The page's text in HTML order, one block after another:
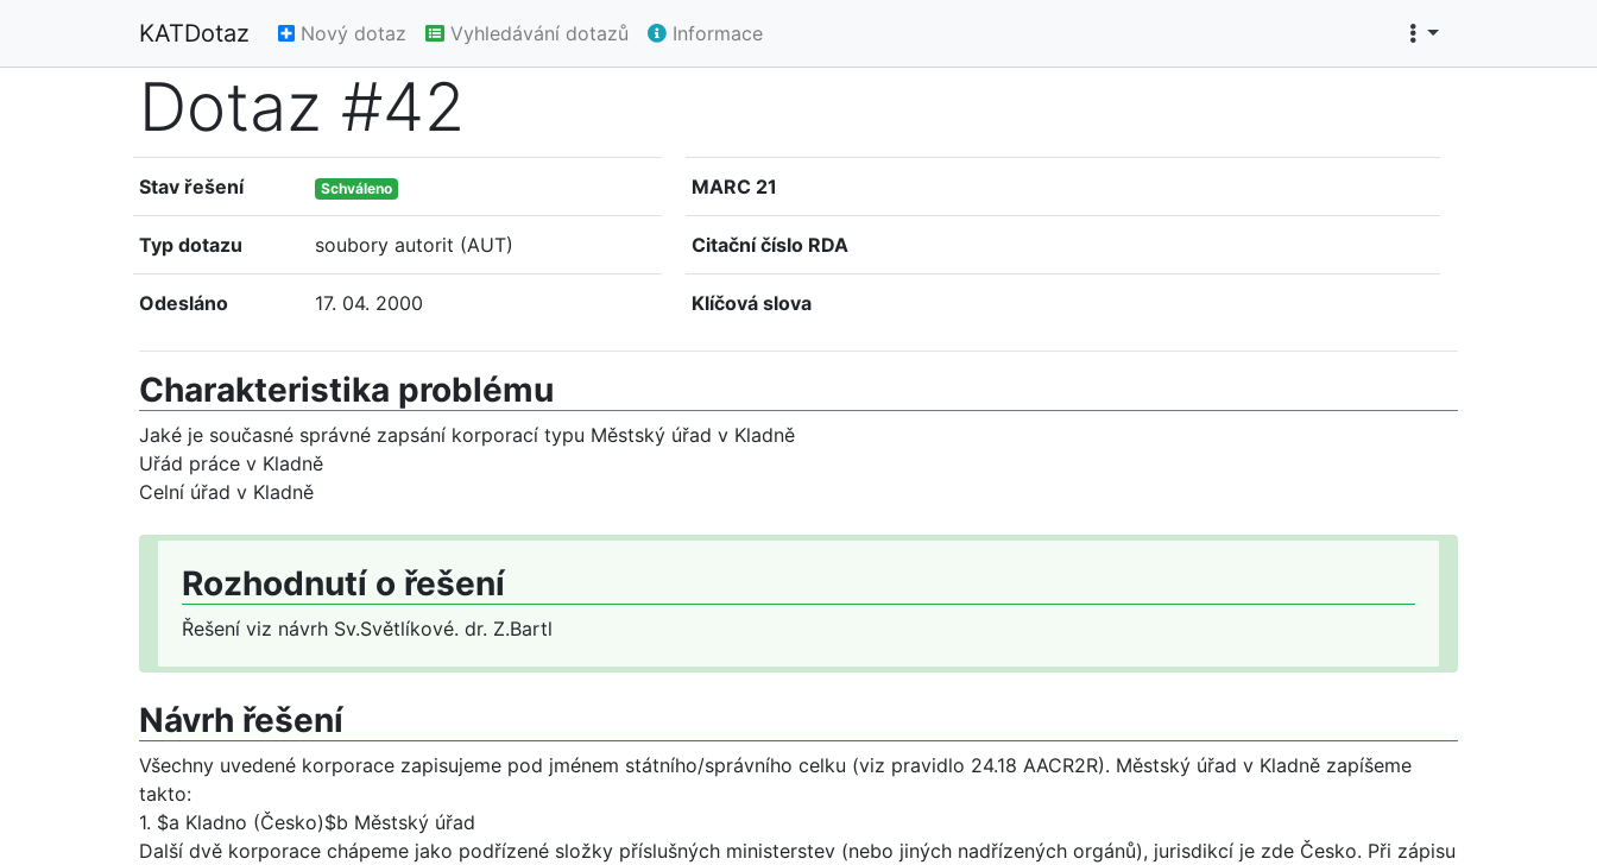
KATDotaz Nový dotaz Vyhledávání dotazů Informace
Dotaz #42
Stav řešení Schváleno
Typ dotazu soubory autorit (AUT)
Odesláno 17. 04. 2000
MARC 21
Citační číslo RDA
Klíčová slova
Charakteristika problému
Jaké je současné správné zapsání korporací typu Městský úřad v Kladně
Uřád práce v Kladně
Celní úřad v Kladně
Rozhodnutí o řešení
Řešení viz návrh Sv.Světlíkové. dr. Z.Bartl
Návrh řešení
Všechny uvedené korporace zapisujeme pod jménem státního/správního celku (viz pravidlo 24.18 AACR2R). Městský úřad v Kladně zapíšeme
takto:
1. $a Kladno (Česko)$b Městský úřad
Další dvě korporace chápeme jako podřízené složky příslušných ministerstev (nebo jiných nadřízených orgánů), jurisdikcí je zde Česko. Při zápisu